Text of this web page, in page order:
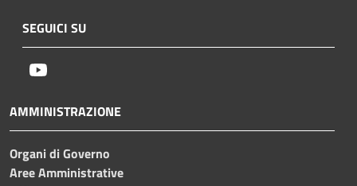
SEGUICI SU
AMMINISTRAZIONE
Organi di Governo
Aree Amministrative